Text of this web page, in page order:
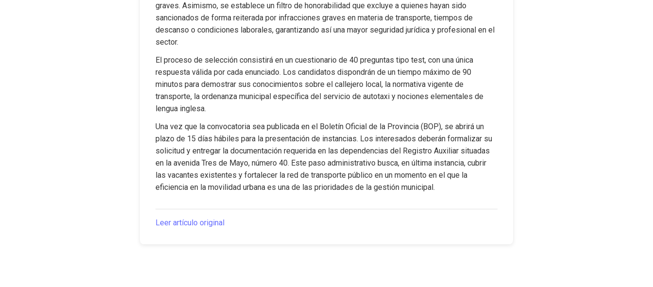
graves. Asimismo, se establece un filtro de honorabilidad que excluye a quienes hayan sido
sancionados de forma reiterada por infracciones graves en materia de transporte, tiempos de
descanso o condiciones laborales, garantizando así una mayor seguridad jurídica y profesional en el
sector.
El proceso de selección consistirá en un cuestionario de 40 preguntas tipo test, con una única
respuesta válida por cada enunciado. Los candidatos dispondrán de un tiempo máximo de 90
minutos para demostrar sus conocimientos sobre el callejero local, la normativa vigente de
transporte, la ordenanza municipal específica del servicio de autotaxi y nociones elementales de
lengua inglesa.
Una vez que la convocatoria sea publicada en el Boletín Oficial de la Provincia (BOP), se abrirá un
plazo de 15 días hábiles para la presentación de instancias. Los interesados deberán formalizar su
solicitud y entregar la documentación requerida en las dependencias del Registro Auxiliar situadas
en la avenida Tres de Mayo, número 40. Este paso administrativo busca, en última instancia, cubrir
las vacantes existentes y fortalecer la red de transporte público en un momento en el que la
eficiencia en la movilidad urbana es una de las prioridades de la gestión municipal.
Leer artículo original